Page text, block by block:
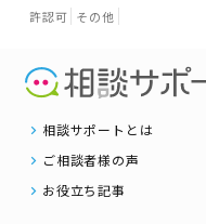
許認可 その他
相談サポートとは
ご相談者様の声
お役立ち記事